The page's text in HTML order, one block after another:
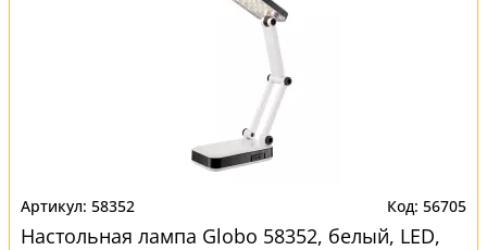
58352 56705
Настольная лампа Globo 58352, белый, LED,